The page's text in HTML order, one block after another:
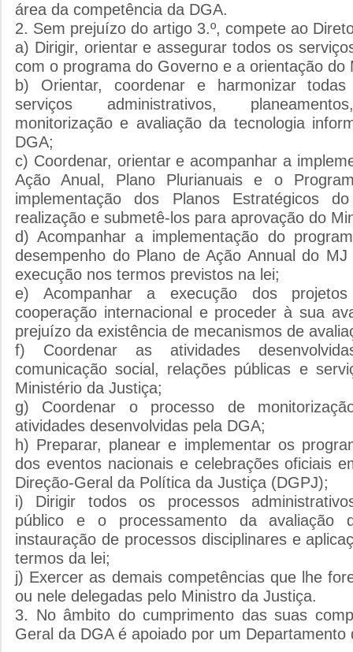
área da competência da DGA.
2. Sem prejuízo do artigo 3.º, compete ao
a) Dirigir, orientar e assegurar todos os
com o programa do Governo e a orientação do
b) Orientar, coordenar e harmonizar
serviços administrativos,
monitorização e avaliação da tecnologia
DGA;
c) Coordenar, orientar e acompanhar a
Ação Anual, Plano Plurianuais e o
implementação dos Planos Estratégicos
realização e submetê-los para aprovação do
d) Acompanhar a implementação do
desempenho do Plano de Ação Annual do
execução nos termos previstos na lei;
e) Acompanhar a execução dos
cooperação internacional e proceder à sua
prejuízo da existência de mecanismos de
f) Coordenar as atividades
comunicação social, relações públicas e
Ministério da Justiça;
g) Coordenar o processo de
atividades desenvolvidas pela DGA;
h) Preparar, planear e implementar os
dos eventos nacionais e celebrações oficiais
Direção-Geral da Política da Justiça (DGPJ);
i) Dirigir todos os processos
público e o processamento da avaliação
instauração de processos disciplinares e
termos da lei;
j) Exercer as demais competências que lhe
ou nele delegadas pelo Ministro da Justiça.
3. No âmbito do cumprimento das suas
Geral da DGA é apoiado por um Departamento